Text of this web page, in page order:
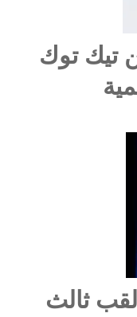
تيك توك
ثالث